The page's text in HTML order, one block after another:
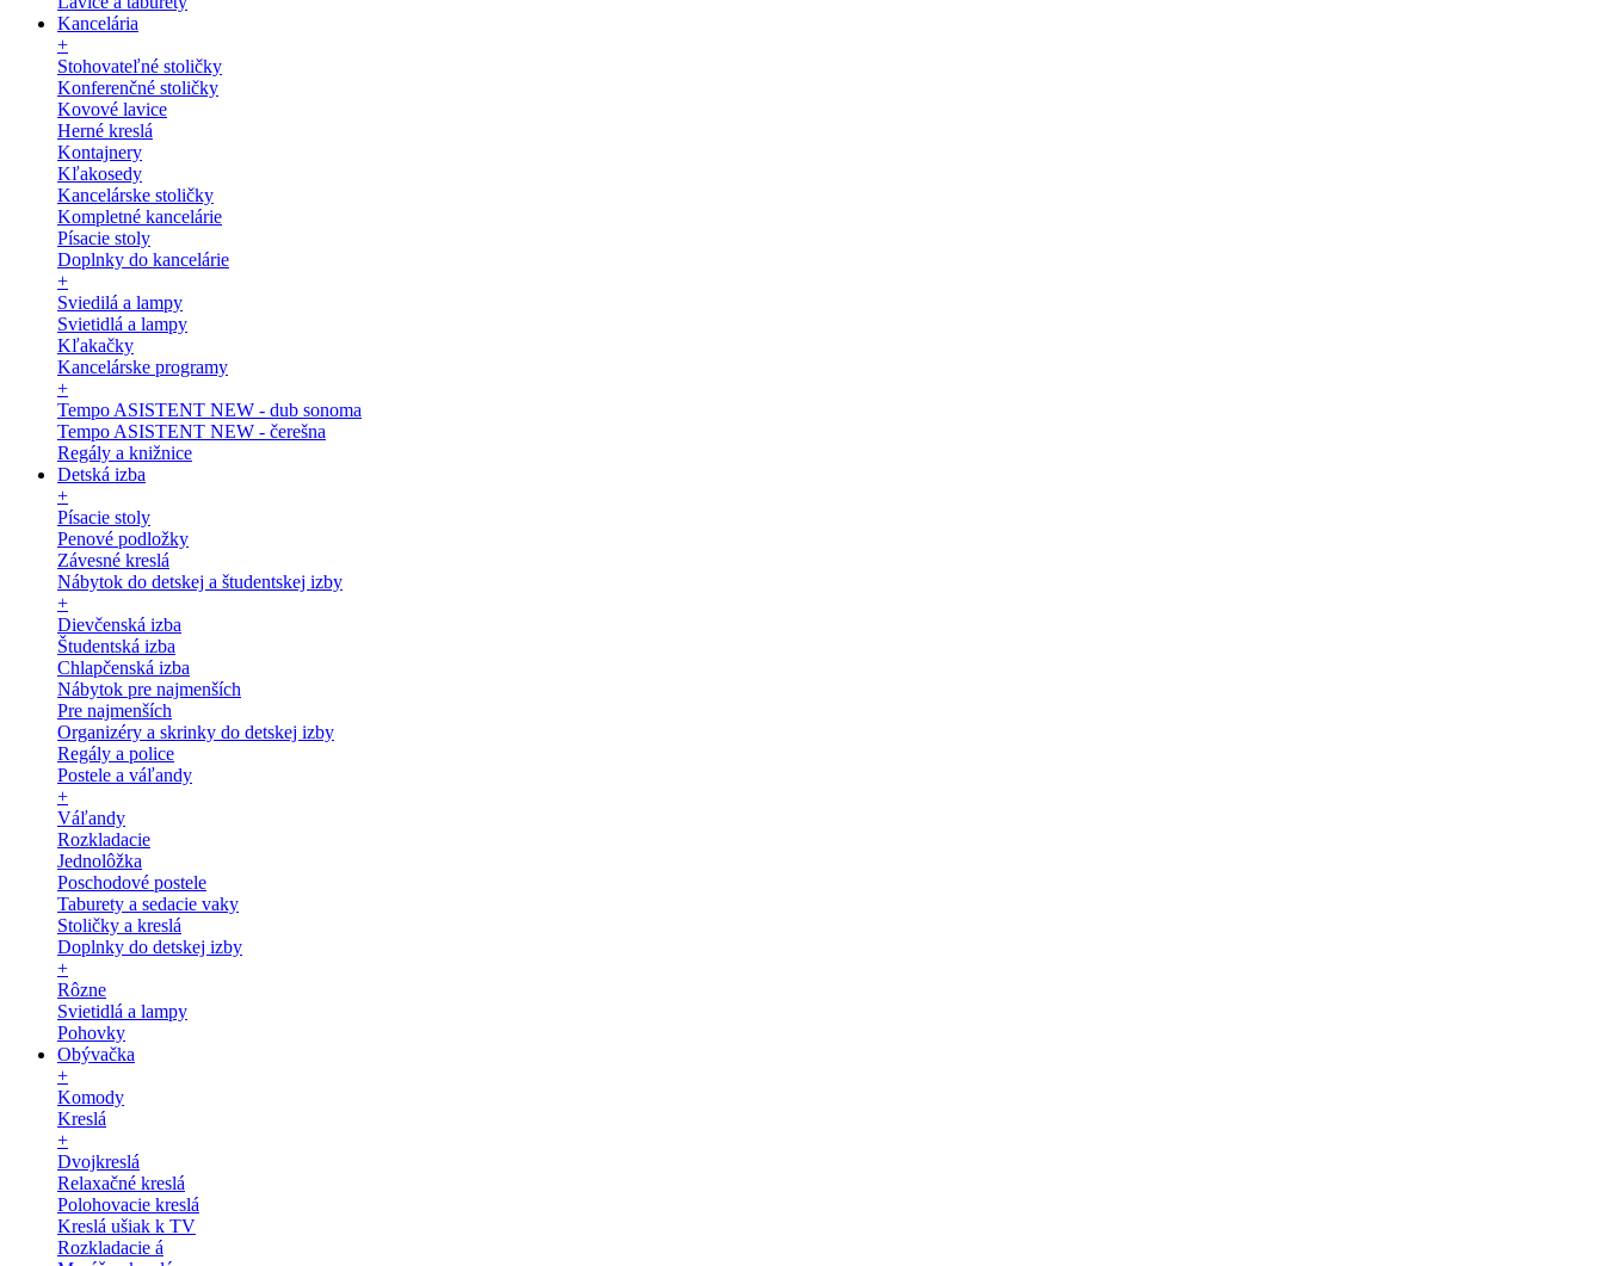
Kancelária
+
Stohovateľné stoličky
Konferenčné stoličky
Kovové lavice
Herné kreslá
Kontajnery
Kľakosedy
Kancelárske stoličky
Kompletné kancelárie
Písacie stoly
Doplnky do kancelárie
+
Sviedilá a lampy
Svietidlá a lampy
Kľakačky
Kancelárske programy
+
Tempo ASISTENT NEW - dub sonoma
Tempo ASISTENT NEW - čerešna
Regály a knižnice
Detská izba
+
Písacie stoly
Penové podložky
Závesné kreslá
Nábytok do detskej a študentskej izby
+
Dievčenská izba
Študentská izba
Chlapčenská izba
Nábytok pre najmenších
Pre najmenších
Organizéry a skrinky do detskej izby
Regály a police
Postele a váľandy
+
Váľandy
Rozkladacie
Jednolôžka
Poschodové postele
Taburety a sedacie vaky
Stoličky a kreslá
Doplnky do detskej izby
+
Rôzne
Svietidlá a lampy
Pohovky
Obývačka
+
Komody
Kreslá
+
Dvojkreslá
Relaxačné kreslá
Polohovacie kreslá
Kreslá ušiak k TV
Rozkladacie á